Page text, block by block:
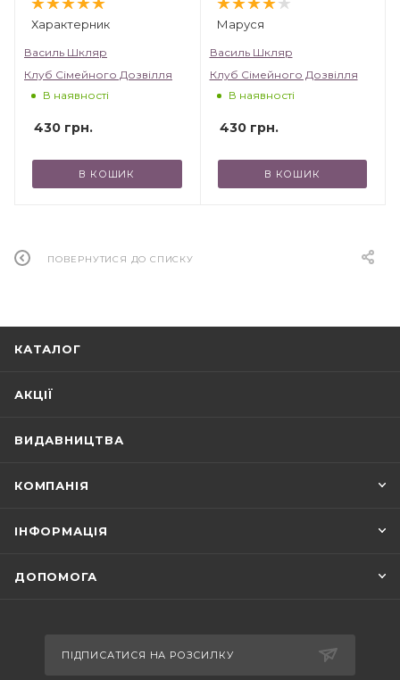
Характерник
Василь Шкляр
Клуб Сімейного Дозвілля
В наявності
430 грн.
В КОШИК
Маруся
Василь Шкляр
Клуб Сімейного Дозвілля
В наявності
430грн.
В КОШИК
ПОВЕРНУТИСЯ ДО СПИСКУ
КАТАЛОГ
АКЦІЇ
ВИДАВНИЦТВА
КОМПАНІЯ
ІНФОРМАЦІЯ
ДОПОМОГА
ПІДПИСАТИСЯ НА РОЗСИЛКУ